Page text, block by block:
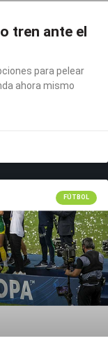
tren ante el
para pelear
ahora mismo
FÚTBOL